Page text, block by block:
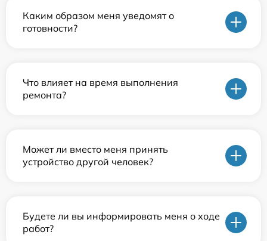
Каким образом меня уведомят о
готовности?
Что влияет на время выполнения
ремонта?
Может ли вместо меня принять
устройство другой человек?
Будете ли вы информировать меня о ходе
работ?